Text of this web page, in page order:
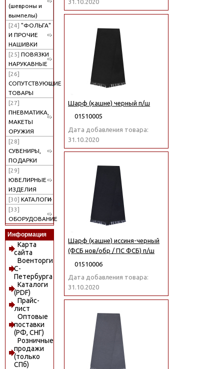
(шевроны и
вымпелы)
[24] "ФОЛЬГА"
И ПРОЧИЕ
НАШИВКИ
[25] ПОВЯЗКИ
НАРУКАВНЫЕ
[26]
СОПУТСТВУЮЩИЕ
ТОВАРЫ
[27]
ПНЕВМАТИКА,
МАКЕТЫ
ОРУЖИЯ
[28]
СУВЕНИРЫ,
ПОДАРКИ
[29]
ЮВЕЛИРНЫЕ
ИЗДЕЛИЯ
[30] КАТАЛОГИ
[33]
ОБОРУДОВАНИЕ
Информация
Карта
сайта
Военторги
С-
Петербурга
Каталоги
(PDF)
Прайс-
лист
Оптовые
поставки
(РФ, СНГ)
Розничные
продажи
(только
СПб)
31.10.2020
Шарф (кашне) черный п/ш
01510005
Дата добавления товара:
31.10.2020
Шарф (кашне) иссиня-черный
(ФСБ нов/обр / ПС ФСБ) п/ш
01510006
Дата добавления товара:
31.10.2020